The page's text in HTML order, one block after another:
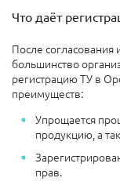
Что даёт
После согласования
большинство
регистрацию ТУ в
преимуществ:
Упрощается
продукцию, а
прав.